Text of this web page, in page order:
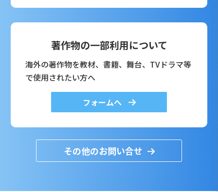
著作物の一部利用について
海外の著作物を教材、書籍、舞台、TVドラマ等
で使用されたい方へ
フォームへ
その他のお問い合せ